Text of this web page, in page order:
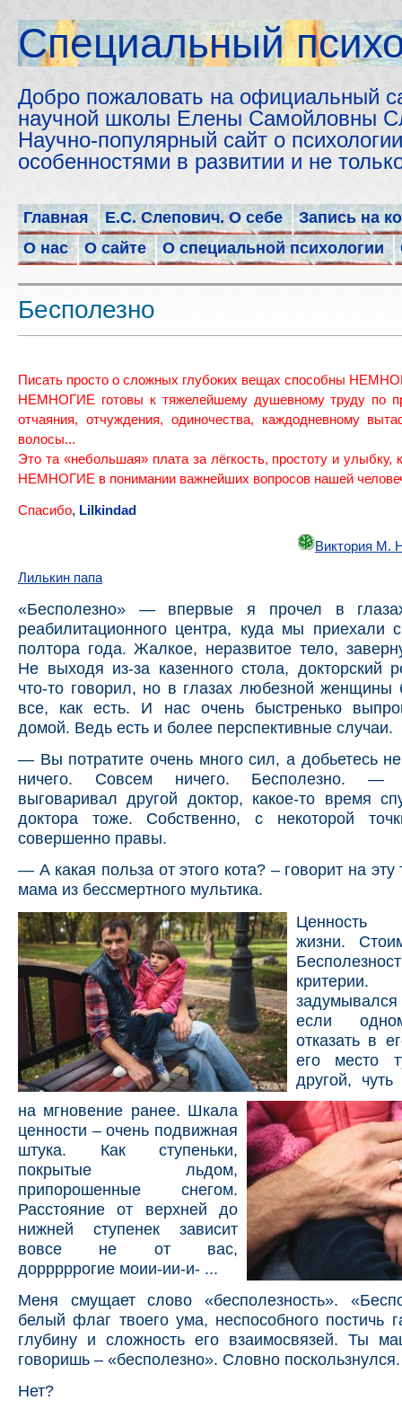
Cпециальный
Добро пожаловать на официальный
научной школы Елены Самойловны
Научно-популярный сайт о
особенностями в развитии и не
Главная Е.С. Слепович. О себе
Запись на
О нас
О сайте О специальной психологии
Бесполезно
Писать просто о сложных глубоких вещах способны
НЕМНОГИЕ готовы к тяжелейшему душевному труду по
отчаяния, отчуждения, одиночества, каждодневному
волосы...
Это та «небольшая» плата за лёгкость, простоту и улыбку,
НЕМНОГИЕ в понимании важнейших вопросов нашей
Спасибо, Lilkindad
Виктория М.
Лилькин папа
«Бесполезно» — впервые я прочел в
реабилитационного центра, куда мы приехали
полтора года. Жалкое, неразвитое тело,
Не выходя из-за казенного стола, докторский
что-то говорил, но в глазах любезной женщины
все, как есть. И нас очень быстренько
домой. Ведь есть и более перспективные случаи.
— Вы потратите очень много сил, а добьетесь
ничего. Совсем ничего. Бесполезно. —
выговаривал другой доктор, какое-то время
доктора тоже. Собственно, с некоторой
совершенно правы.
— А какая польза от этого кота? – говорит на эту
мама из бессмертного мультика.
Ценность
жизни.
если
отказать в
его место
другой,
на мгновение ранее. Шкала
ценности – очень подвижная
штука. Как ступеньки,
покрытые льдом,
припорошенные снегом.
Расстояние от верхней до
нижней ступенек зависит
вовсе не от вас,
дорррррогие моии-ии-и- ...
Меня смущает слово «бесполезность».
белый флаг твоего ума, неспособного постичь
глубину и сложность его взаимосвязей. Ты
говоришь – «бесполезно». Словно поскользнулся.
Нет?